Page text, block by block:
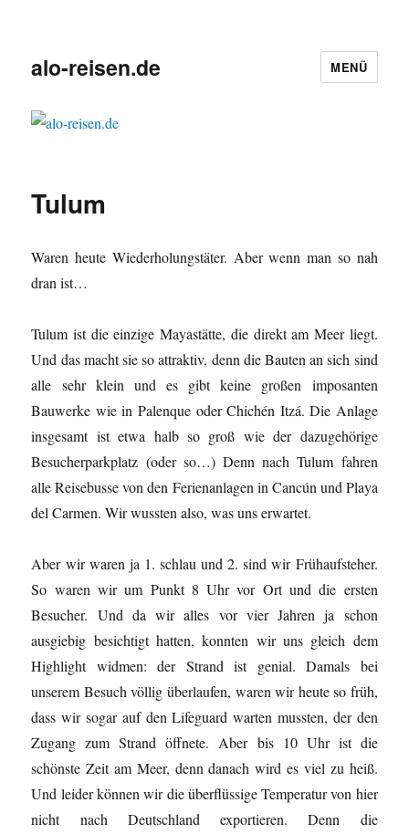
alo-reisen.de MENÜ
Tulum
Waren heute Wiederholungstäter. Aber wenn man so nah
dran ist…
Tulum ist die einzige Mayastätte, die direkt am Meer liegt.
Und das macht sie so attraktiv, denn die Bauten an sich sind
alle sehr klein und es gibt keine großen imposanten
Bauwerke wie in Palenque oder Chichén Itzá. Die Anlage
insgesamt ist etwa halb so groß wie der dazugehörige
Besucherparkplatz (oder so…) Denn nach Tulum fahren
alle Reisebusse von den Ferienanlagen in Cancún und Playa
del Carmen. Wir wussten also, was uns erwartet.
Aber wir waren ja 1. schlau und 2. sind wir Frühaufsteher.
So waren wir um Punkt 8 Uhr vor Ort und die ersten
Besucher. Und da wir alles vor vier Jahren ja schon
ausgiebig besichtigt hatten, konnten wir uns gleich dem
Highlight widmen: der Strand ist genial. Damals bei
unserem Besuch völlig überlaufen, waren wir heute so früh,
dass wir sogar auf den Lifeguard warten mussten, der den
Zugang zum Strand öffnete. Aber bis 10 Uhr ist die
schönste Zeit am Meer, denn danach wird es viel zu heiß.
Und leider können wir die überflüssige Temperatur von hier
nicht nach Deutschland exportieren. Denn die